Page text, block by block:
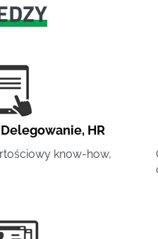
Delegowanie, HR
know-how,